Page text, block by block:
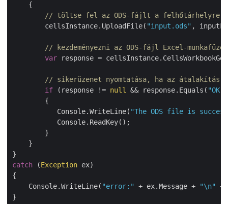
    {
// töltse fel az ODS-fájlt a felhőtárhelyre
        cellsInstance.UploadFile(
"input.ods" ,
// kezdeményezni az ODS-fájl Excel-
var response =
// sikerüzenet nyomtatása, ha az átalakítás
if (response != null && response.Equals( "OK"
        {
           Console.WriteLine(
"The ODS file is
           Console.ReadKey();
        }
    }
catch (Exception ex)
{
    Console.WriteLine(
"error:" + ex.Message + "\n"
+